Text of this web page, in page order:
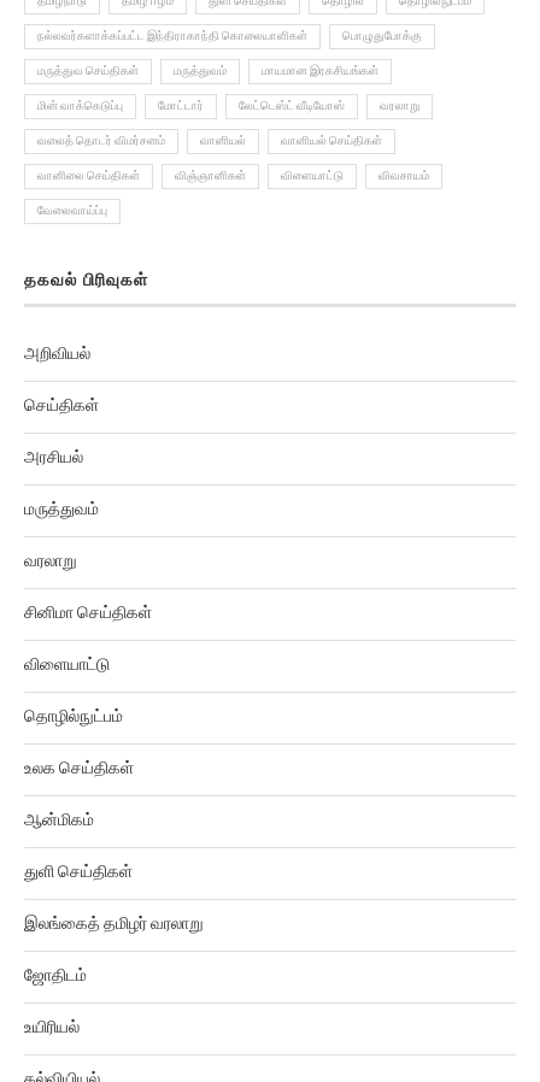
நல்லவர்களாக்கப்பட்ட இந்திராகாந்தி கொலையாளிகள் பொழுதுபோக்கு
மருத்துவ செய்திகள் மருத்துவம் மாயமான இரகசியங்கள்
மின் வாக்கெடுப்பு மோட்டார் லேட்டெஸ்ட் வீடியோஸ் வரலாறு
வலைத் தொடர் விமர்சனம் வானியல் வானியல் செய்திகள்
வானிலை செய்திகள் விஞ்ஞானிகள் விளையாட்டு விவசாயம்
வேலைவாய்ப்பு
செய்திகள்
அரசியல்
மருத்துவம்
வரலாறு
சினிமா செய்திகள்
விளையாட்டு
தொழில்நுட்பம்
உலக செய்திகள்
ஆன்மிகம்
துளி செய்திகள்
இலங்கைத் தமிழர் வரலாறு
ஜோதிடம்
உயிரியல்
கல்வியியல்